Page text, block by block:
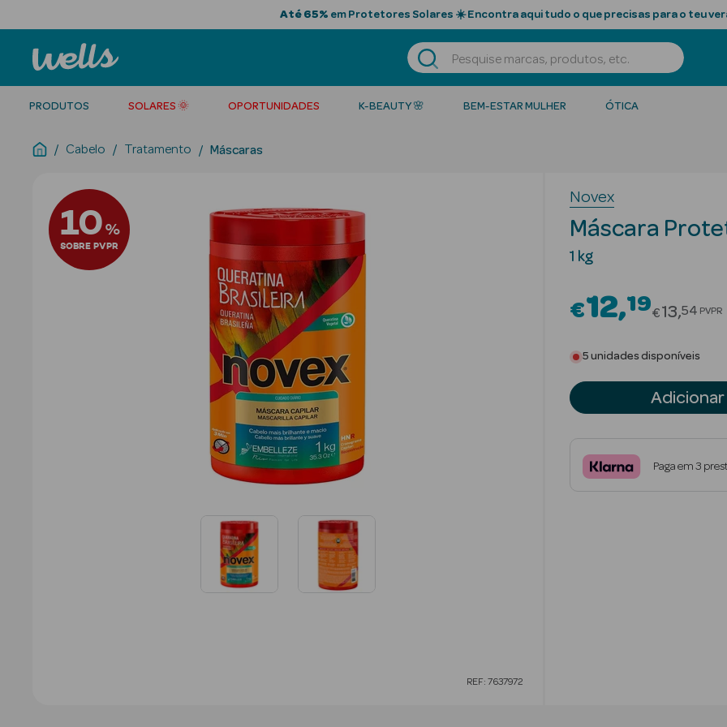
Até 65% em Protetores Solares ☀️ Encontra aqui tudo o que precisas para o teu
PRODUTOS SOLARES 🌞 OPORTUNIDADES K-BEAUTY 🌸 BEM-ESTAR MULHER ÓTICA
Cabelo Tratamento Máscaras
10%
SOBRE PVPR
REF: 7637972
Novex
Máscara
1 kg
€12 19Price
€13 54 PVPR
5 unidades disponíveis
Adicionar
Paga em 3